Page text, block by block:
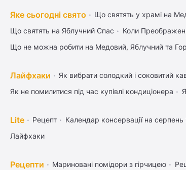
Яке сьогодні свято Що святять у храмі на
Що святять на Яблучний Спас
Коли
Що не можна робити на Медовий, Яблучний та
Лайфхаки Як вибрати солодкий і соковитий
Як не помилитися під час купівлі кондиціонера
Lite Рецепт Календар консервації на серпень
Лайфхаки
Рецепти Мариновані помідори з гірчицею